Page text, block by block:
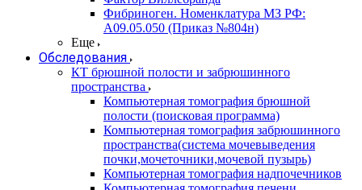
Фибриноген. Номенклатура МЗ РФ:
A09.05.050 (Приказ №804н)
Еще
Обследования
КТ брюшной полости и забрюшинного
пространства
Компьютерная томография брюшной
полости (поисковая программа)
Компьютерная томография забрюшинного
пространства(система мочевыведения
почки,мочеточники,мочевой пузырь)
Компьютерная томография надпочечников